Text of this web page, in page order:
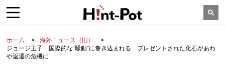
ホーム
海外ニュース（旧）
ジョージ王子 国際的な“騒動”に巻き込まれる プレゼントされた化石があわ
や返還の危機に